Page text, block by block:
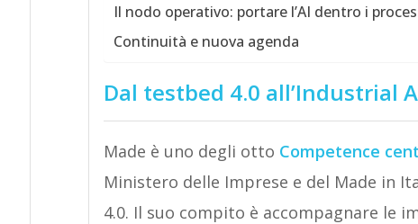
Il nodo operativo: portare l’AI dentro i
Continuità e nuova agenda
Dal testbed 4.0 all’Industrial
Made è uno degli otto Competence
Ministero delle Imprese e del Made in
4.0. Il suo compito è accompagnare le